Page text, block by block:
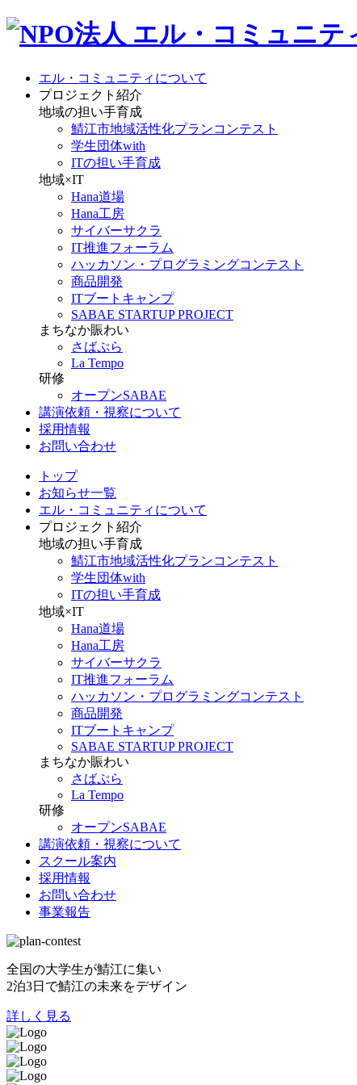
エル・コミュニティについて
プロジェクト紹介
地域の担い手育成
鯖江市地域活性化プランコンテスト
学生団体with
ITの担い手育成
地域×IT
Hana道場
Hana工房
サイバーサクラ
IT推進フォーラム
ハッカソン・プログラミングコンテスト
商品開発
ITブートキャンプ
SABAE STARTUP PROJECT
まちなか賑わい
さばぷら
La Tempo
研修
オープンSABAE
講演依頼・視察について
採用情報
お問い合わせ
トップ
お知らせ一覧
エル・コミュニティについて
プロジェクト紹介
地域の担い手育成
鯖江市地域活性化プランコンテスト
学生団体with
ITの担い手育成
地域×IT
Hana道場
Hana工房
サイバーサクラ
IT推進フォーラム
ハッカソン・プログラミングコンテスト
商品開発
ITブートキャンプ
SABAE STARTUP PROJECT
まちなか賑わい
さばぷら
La Tempo
研修
オープンSABAE
講演依頼・視察について
スクール案内
採用情報
お問い合わせ
事業報告
全国の大学生が鯖江に集い
2泊3日で鯖江の未来をデザイン
詳しく見る